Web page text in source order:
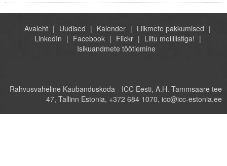
Avaleht Uudised Kalender
Liikmete pakkumised
LinkedIn
Facebook Flickr
Liitu meililistiga!
Isikuandmete töötlemine
Rahvusvaheline Kaubanduskoda - ICC Eesti, A.H. Tammsaare tee
47, Tallinn Estonia, +372 684 1070, icc@icc-estonia.ee